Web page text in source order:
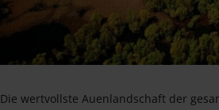
Die wertvollste Auenlandschaft der